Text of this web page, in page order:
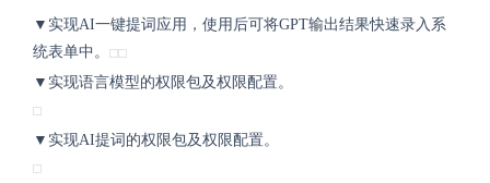
▼ 实现AI一键提词应用，使用后可将GPT输出结果快速录入系
统表单中。
▼实现语言模型的权限包及权限配置。
▼ 实现AI提词的权限包及权限配置。